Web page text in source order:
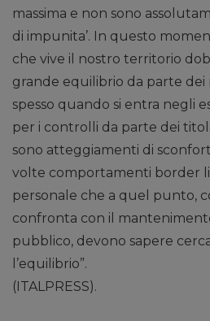
massima e non sono
di impunita’. In questo
che vive il nostro territorio
grande equilibrio da parte dei
spesso quando si entra negli
per i controlli da parte dei
sono atteggiamenti di
volte comportamenti border
personale che a quel punto,
confronta con il
pubblico, devono sapere
l’equilibrio”.
(ITALPRESS).